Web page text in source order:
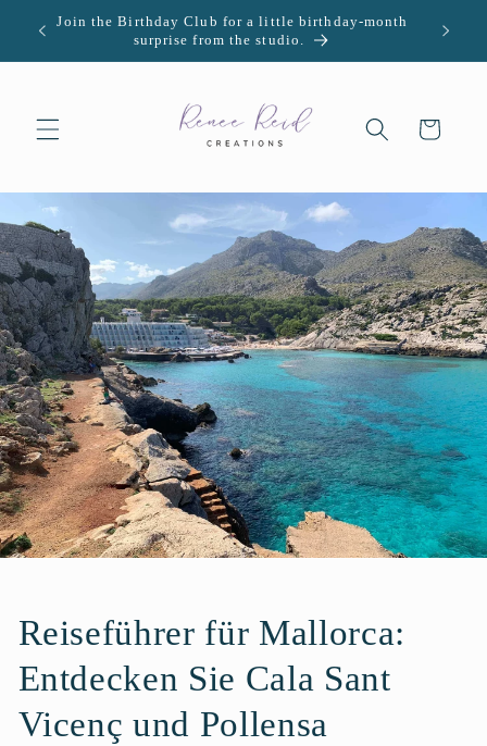
zumJoin the Birthday Club for a little birthday-month
surprise from the studio.
U.S. -
Warenkorb
Reiseführer für Mallorca:
Entdecken Sie Cala Sant
Vicenç und Pollensa